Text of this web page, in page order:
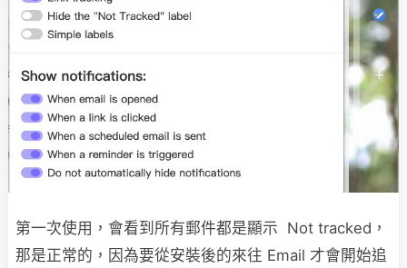
第一次使用，會看到所有郵件都是顯示 Not tracked，
那是正常的，因為要從安裝後的來往 Email 才會開始追